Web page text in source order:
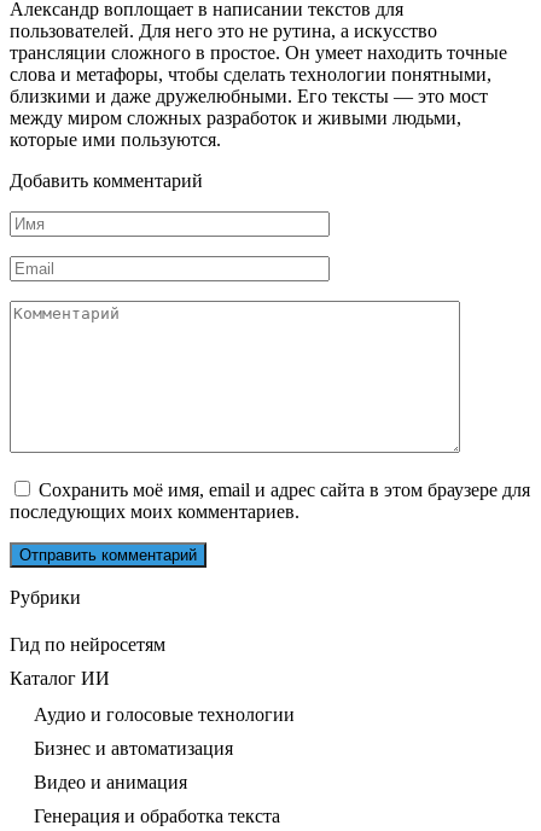
Александр воплощает в написании текстов для
пользователей. Для него это не рутина, а искусство
трансляции сложного в простое. Он умеет находить точные
слова и метафоры, чтобы сделать технологии понятными,
близкими и даже дружелюбными. Его тексты — это мост
между миром сложных разработок и живыми людьми,
которые ими пользуются.
Добавить комментарий
Имя
*
Email
*
Комментарий
Сохранить моё имя, email и адрес сайта в этом браузере для
последующих моих комментариев.
Рубрики
Гид по нейросетям
Каталог ИИ
Аудио и голосовые технологии
Бизнес и автоматизация
Видео и анимация
Генерация и обработка текста